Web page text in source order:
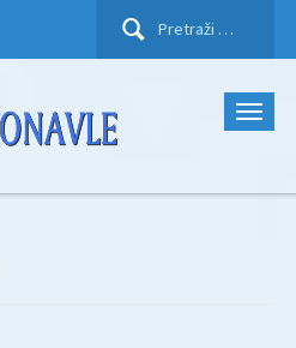
Pretraži: